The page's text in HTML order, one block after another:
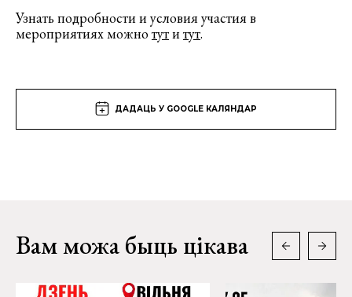
Узнать подробности и условия участия в
мероприятиях можнотутитут.
ДАДАЦЬ У GOOGLE КАЛЯНДАР
Вам можа быць цікава